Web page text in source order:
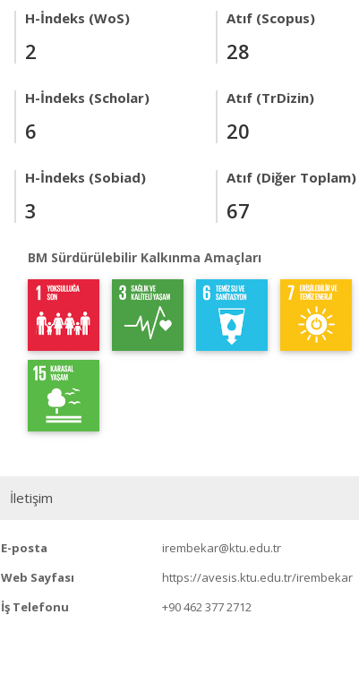
H-İndeks (WoS)
2
Atıf (Scopus)
28
H-İndeks (Scholar)
6
Atıf (TrDizin)
20
H-İndeks (Sobiad)
3
Atıf (Diğer Toplam)
67
BM Sürdürülebilir Kalkınma Amaçları
İletişim
E-posta
irembekar@ktu.edu.tr
Web Sayfası
https://avesis.ktu.edu.tr/irembekar
İş Telefonu
+90 462 377 2712